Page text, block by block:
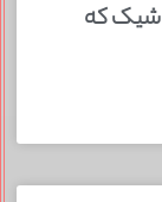
ساده و شیک که